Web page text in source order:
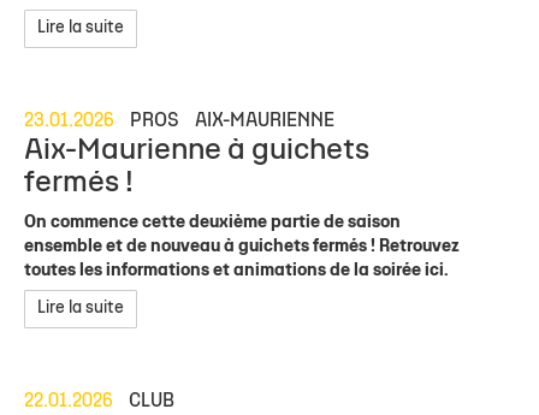
Lire la suite
23.01.2026 PROS AIX-MAURIENNE
Aix-Maurienne à guichets
fermés !
On commence cette deuxième partie de saison
ensemble et de nouveau à guichets fermés ! Retrouvez
toutes les informations et animations de la soirée ici.
Lire la suite
22.01.2026 CLUB